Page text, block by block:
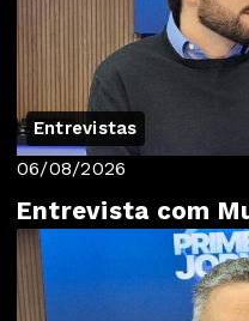
Entrevistas
06/08/2026
Entrevista com